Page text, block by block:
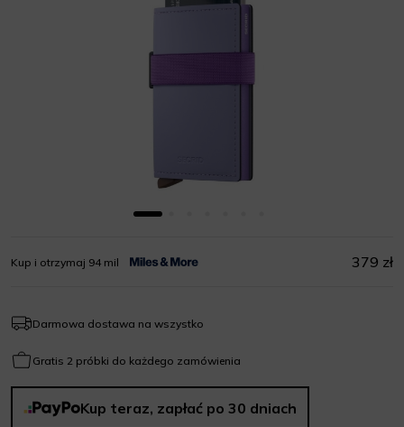
Kup i otrzymaj 94 mil 379 zł
Darmowa dostawa na wszystko
Gratis 2 próbki do każdego zamówienia
Kup teraz, zapłać po 30 dniach